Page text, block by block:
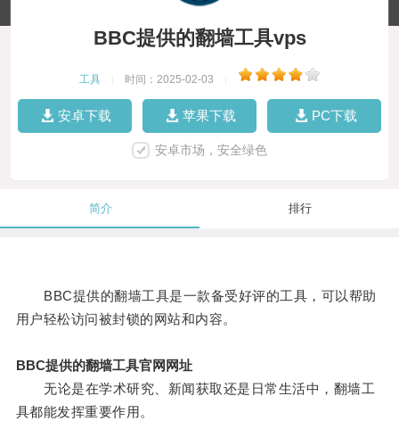
BBC提供的翻墙工具vps
工具 时间：2025-02-03
安卓下载 苹果下载 PC下载
安卓市场，安全绿色
简介 排行
BBC提供的翻墙工具是一款备受好评的工具，可以帮助
用户轻松访问被封锁的网站和内容。
BBC提供的翻墙工具官网网址
无论是在学术研究、新闻获取还是日常生活中，翻墙工
具都能发挥重要作用。